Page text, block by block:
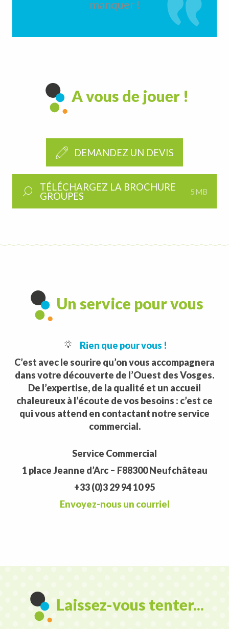
manquer !
A vous de jouer !
DEMANDEZ UN DEVIS
TÉLÉCHARGEZ LA BROCHURE
GROUPES
5MB
Un service pour vous
Rien que pour vous !
C’est avec le sourire qu’on vous accompagnera
dans votre découverte de l’Ouest des Vosges.
De l’expertise, de la qualité et un accueil
chaleureux à l’écoute de vos besoins : c’est ce
qui vous attend en contactant notre service
commercial.
Service Commercial
1 place Jeanne d’Arc – F88300 Neufchâteau
+33 (0)3 29 94 10 95
Envoyez-nous un courriel
Laissez-vous tenter...